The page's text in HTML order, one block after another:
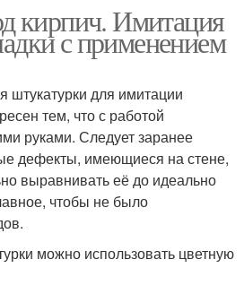
кирпич. Имитация
с применением
штукатурки для имитации
тем, что с работой
руками. Следует заранее
дефекты, имеющиеся на стене,
выравнивать её до идеально
чтобы не было
можно использовать цветную